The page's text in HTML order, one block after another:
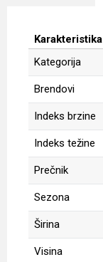
Karakteristika
Kategorija
Brendovi
Indeks brzine
Indeks težine
Prečnik
Sezona
Širina
Visina